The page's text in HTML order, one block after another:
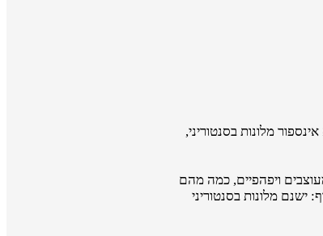
מלונות בסנטוריני,
ויפהפיים, כמה מהם
מלונות בסנטוריני